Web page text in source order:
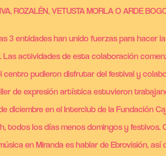
ROZALÉN, VETUSTA MORLA O ARDE
3 entidades han unido fuerzas para hacer
actividades de esta colaboración
centro pudieron disfrutar del festival y
de expresión artística estuvieron
diciembre en el Interclub de la Fundación
todos los días menos domingos y
en Miranda es hablar de Ebrovisión,